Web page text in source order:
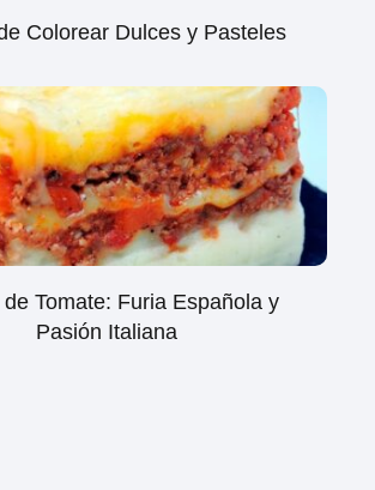
Colorear Dulces y Pasteles
Tomate: Furia Española y
Pasión Italiana